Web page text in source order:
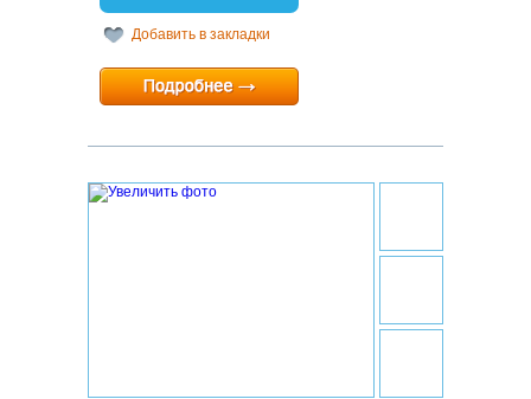
Добавить в закладки
Минимальный срок:1 суток
Расчетный час:12:00